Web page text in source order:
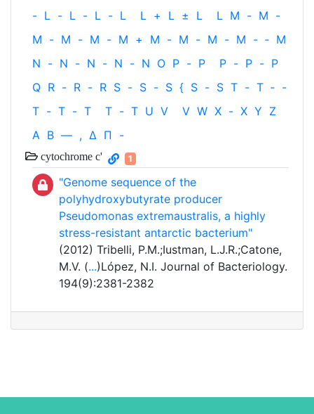
- L - L - L - L L + L ± L L M - M -
M - M - M - M + M - M - M - M - ‐ M
N - N - N - N - N O P - P P - P - P
Q R - R - R S - S - S { S - S T - T ‐ -
T - T - T T - T U V V W X - X Y Z
Α Β — , Δ Π -
cytochrome c' 1
"Genome sequence of the
polyhydroxybutyrate producer
Pseudomonas extremaustralis, a highly
stress-resistant antarctic bacterium"
(2012) Tribelli, P.M.;Iustman, L.J.R.;Catone,
M.V. (...)López, N.I. Journal of Bacteriology.
194(9):2381-2382